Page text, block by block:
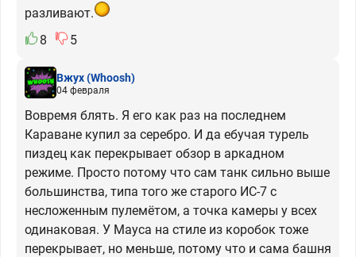
разливают.
8
5
Вжух(Whoosh)
04 февраля
Вовремя блять. Я его как раз на последнем
Караване купил за серебро. И да ебучая турель
пиздец как перекрывает обзор в аркадном
режиме. Просто потому что сам танк сильно выше
большинства, типа того же старого ИС-7 с
несложенным пулемётом, а точка камеры у всех
одинаковая. У Мауса на стиле из коробок тоже
перекрывает, но меньше, потому что и сама башня